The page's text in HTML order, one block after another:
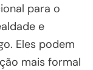
para o
e
Eles podem
mais formal